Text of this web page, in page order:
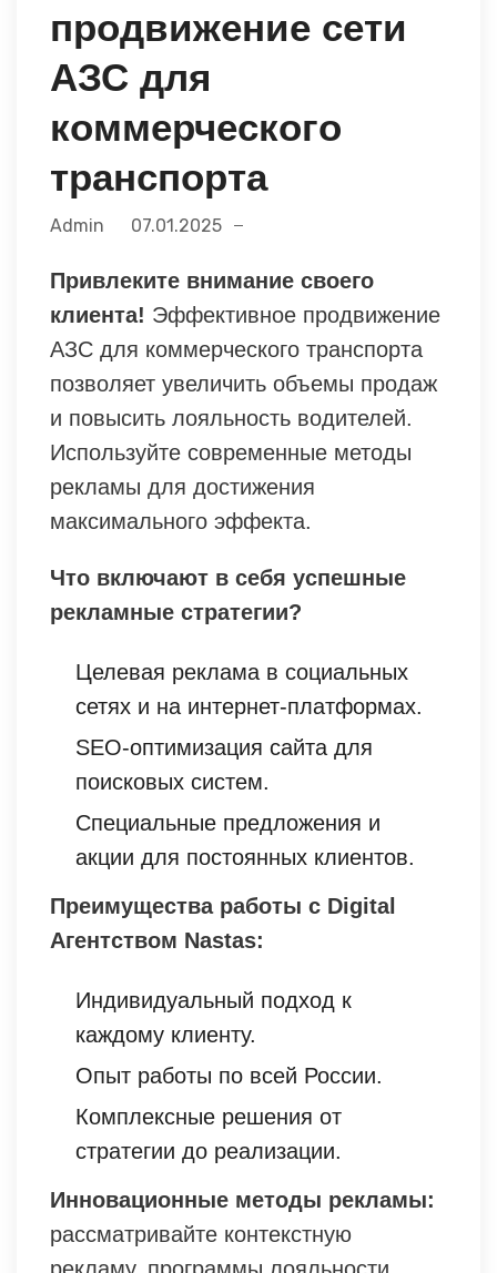
продвижение сети
АЗС для
коммерческого
транспорта
Admin 07.01.2025
Привлеките внимание своего
клиента! Эффективное продвижение
АЗС для коммерческого транспорта
позволяет увеличить объемы продаж
и повысить лояльность водителей.
Используйте современные методы
рекламы для достижения
максимального эффекта.
Что включают в себя успешные
рекламные стратегии?
Целевая реклама в социальных
сетях и на интернет-платформах.
SEO-оптимизация сайта для
поисковых систем.
Специальные предложения и
акции для постоянных клиентов.
Преимущества работы с Digital
Агентством Nastas:
Индивидуальный подход к
каждому клиенту.
Опыт работы по всей России.
Комплексные решения от
стратегии до реализации.
Инновационные методы рекламы:
рассматривайте контекстную
рекламу, программы лояльности,